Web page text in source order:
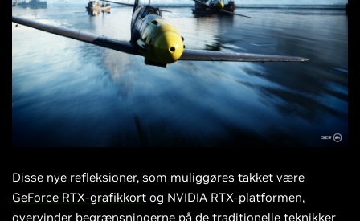
Disse nye refleksioner, som muliggøres takket være
GeForce RTX-grafikkort og NVIDIA RTX-platformen,
overvinder begrænsningerne på de traditionelle teknikker